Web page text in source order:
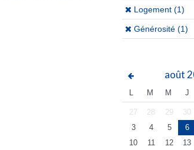
(x)Logement (1)
(x)
Générosité (1)
août
L M M J
27 28 29 30
3
4 5 6
10
11 12 13